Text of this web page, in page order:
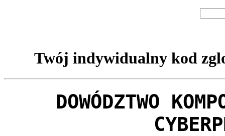
Twój indywidualny kod
DOWÓDZTWO